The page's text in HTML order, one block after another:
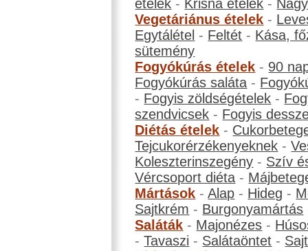
ételek - Krisna ételek -
Vegetáriánus ételek -
Egytálétel - Feltét - Kása,
sütemény
Fogyókúrás ételek - 90
Fogyókúrás saláta -
- Fogyis zöldségételek -
szendvicsek - Fogyis
Diétás ételek -
Tejcukorérzékenyeknek -
Koleszterinszegény - Szív
Vércsoport diéta -
Mártások -Alap - Hideg -
Sajtkrém - Burgonyamártás
Saláták - Majonézes -
-Tavaszi - Salátaöntet -